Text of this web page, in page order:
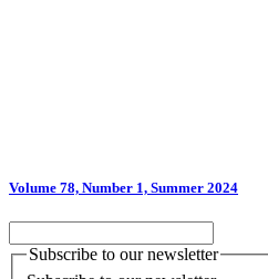
Volume 78, Number 1, Summer 2024
Subscribe to our newsletter